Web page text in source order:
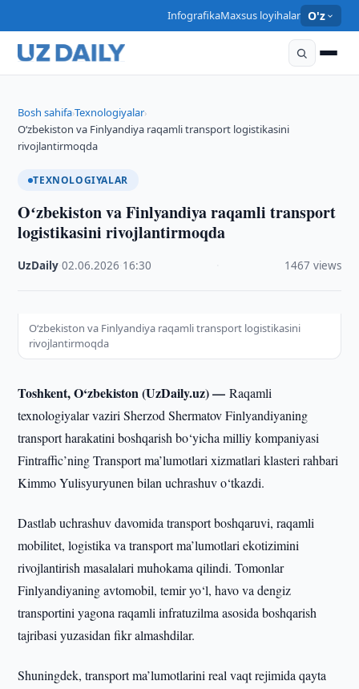
InfografikaMaxsus loyihalar O'z
Bosh sahifa›Texnologiyalar›
Oʻzbekiston va Finlyandiya raqamli transport logistikasini
rivojlantirmoqda
TEXNOLOGIYALAR
Oʻzbekiston va Finlyandiya raqamli transport
logistikasini rivojlantirmoqda
UzDaily ·02.06.2026 16:30 1467 views
Oʻzbekiston va Finlyandiya raqamli transport logistikasini
rivojlantirmoqda
Toshkent, O‘zbekiston (UzDaily.uz) —Raqamli
texnologiyalar vaziri Sherzod Shermatov Finlyandiyaning
transport harakatini boshqarish bo‘yicha milliy kompaniyasi
Fintraffic’ning Transport ma’lumotlari xizmatlari klasteri rahbari
Kimmo Yulisyuryunen bilan uchrashuv o‘tkazdi.
Dastlab uchrashuv davomida transport boshqaruvi, raqamli
mobilitet, logistika va transport ma’lumotlari ekotizimini
rivojlantirish masalalari muhokama qilindi. Tomonlar
Finlyandiyaning avtomobil, temir yo‘l, havo va dengiz
transportini yagona raqamli infratuzilma asosida boshqarish
tajribasi yuzasidan fikr almashdilar.
Shuningdek, transport ma’lumotlarini real vaqt rejimida qayta